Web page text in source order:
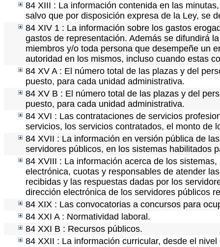
84 XIII : La información contenida en las
salvo que por disposición expresa de la Ley, se
84 XIV 1 : La información sobre los gastos
gastos de representación. Además se difundirá
miembros y/o toda persona que desempeñe un
autoridad en los mismos, incluso cuando estas
84 XV A : El número total de las plazas y del
puesto, para cada unidad administrativa.
84 XV B : El número total de las plazas y del
puesto, para cada unidad administrativa.
84 XVI : Las contrataciones de servicios
servicios, los servicios contratados, el monto de
84 XVII : La información en versión pública de
servidores públicos, en los sistemas habilitados
84 XVIII : La información acerca de los
electrónica, cuotas y responsables de atender
recibidas y las respuestas dadas por los
dirección electrónica de los servidores públicos
84 XIX : Las convocatorias a concursos para
84 XXI A : Normatividad laboral.
84 XXI B : Recursos públicos.
84 XXII : La información curricular, desde el